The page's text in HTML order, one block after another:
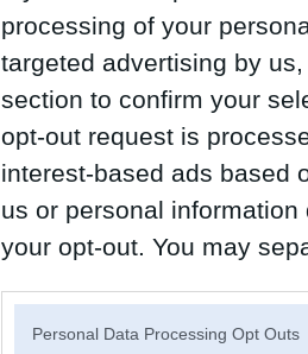
processing of your
targeted advertising by
section to confirm your
opt-out request is
interest-based ads based
us or personal
your opt-out. You may
Personal Data Processing Opt Outs
|